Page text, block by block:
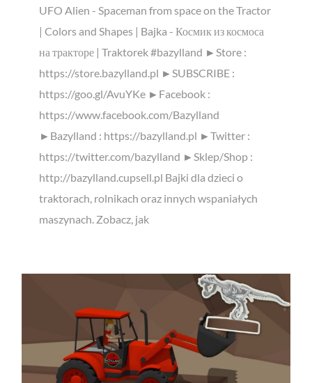
UFO Alien - Spaceman from space on the Tractor
| Colors and Shapes | Bajka - Космик из космоса
на тракторе | Traktorek #bazylland ►Store :
https://store.bazylland.pl ►SUBSCRIBE :
https://goo.gl/AvuYKe ►Facebook :
https://www.facebook.com/Bazylland
►Bazylland : https://bazylland.pl ►Twitter :
https://twitter.com/bazylland ►Sklep/Shop :
http://bazylland.cupsell.pl Bajki dla dzieci o
traktorach, rolnikach oraz innych wspaniałych
maszynach. Zobacz, jak